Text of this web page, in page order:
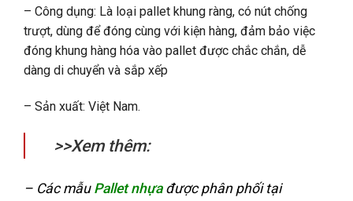
– Công dụng: Là loại pallet khung ràng, có nút chống
trượt, dùng để đóng cùng với kiện hàng, đảm bảo việc
đóng khung hàng hóa vào pallet được chắc chắn, dễ
dàng di chuyển và sắp xếp
– Sản xuất: Việt Nam.
>>Xem thêm:
– Các mẫu Pallet nhựa được phân phối tại